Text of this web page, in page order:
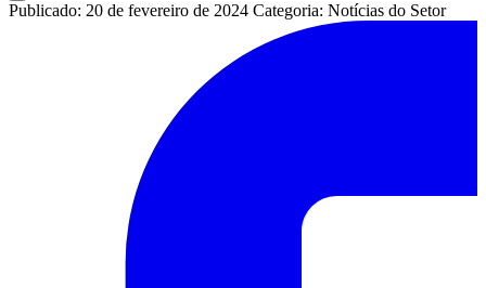
Publicado: 20 de fevereiro de 2024 Categoria: Notícias do Setor